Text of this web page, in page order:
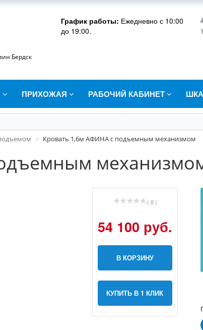
Бердск
График работы: Ежедневно с 10:00
до 19:00.
ПРИХОЖАЯ РАБОЧИЙ КАБИНЕТ
Кровать 1,6м АФИНА с подъемным механизмом
( 0 )
54 100 руб.
В КОРЗИНУ
КУПИТЬ В 1 КЛИК